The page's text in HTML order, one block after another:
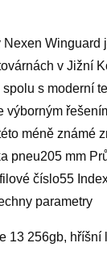
Winguard
v Jižní
s moderní
výborným
méně známé
pneu205 mm
číslo55
parametry
13 256gb, hříšní